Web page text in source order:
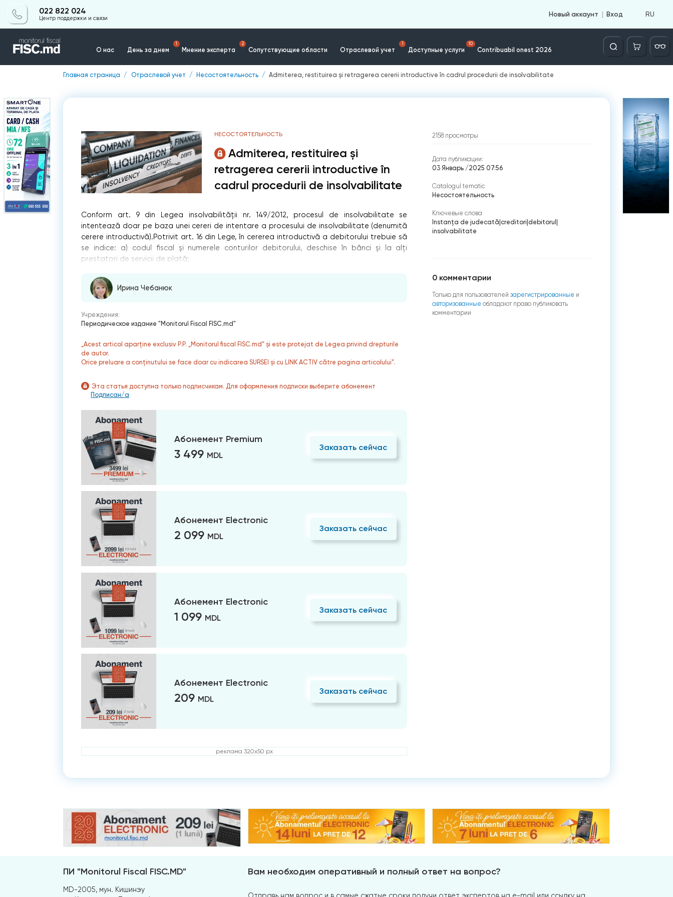
022 822 024
Центр поддержки и связи
Новый аккаунт Вход RU
О нас День за днем
1
Мнение эксперта
2
Сопутствующие области Отраслевой учет
1
Доступные услуги
10
Contribuabil onest 2026
Căutare
Главная страница Отраслевой учет Несостоятельность Admiterea, restituirea și retragerea cererii introductive în cadrul procedurii de insolvabilitate
НЕСОСТОЯТЕЛЬНОСТЬ
Admiterea, restituirea și
retragerea cererii introductive în
cadrul procedurii de insolvabilitate
Conform art. 9 din Legea insolvabilității nr. 149/2012, procesul de insolvabilitate se
intentează doar pe baza unei cereri de intentare a procesului de insolvabilitate (denumită
cerere introductivă).Potrivit art. 16 din Lege, în cererea introductivă a debitorului trebuie să
se indice: a) codul fiscal şi numerele conturilor debitorului, deschise în bănci şi la alţi
prestatori de servicii de plată;
Ирина Чебанюк
Учреждения:
Периодическое издание "Monitorul Fiscal FISC.md"
„Acest articol aparține exclusiv P.P. „Monitorul fiscal FISC.md” și este protejat de Legea privind drepturile
de autor.
Orice preluare a conținutului se face doar cu indicarea SURSEI și cu LINK ACTIV către pagina articolului”.
Эта статья доступна только подписчикам. Для оформления подписки выберите абонемент
Подписан/а
Абонемент Premium
3 499 MDL
Заказать сейчас
Абонемент Electronic
2 099 MDL
Заказать сейчас
Абонемент Electronic
1 099 MDL
Заказать сейчас
Абонемент Electronic
209 MDL
Заказать сейчас
реклама 320x50 px
2158 просмотры
Дата публикации:
03 Январь /2025 07:56
Catalogul tematic
Несостоятельность
Ключевые слова
Instanța de judecată creditori debitorul
insolvabilitate
0 комментарии
Только для пользователей зарегистрированные и
авторизованные обладают право публиковать
комментарии
ПИ "Monitorul Fiscal FISC.MD"
MD-2005, мун. Кишинэу
Вам необходим оперативный и полный ответ на вопрос?
Отправь нам вопрос и в самые сжатые сроки получи ответ экспертов на e-mail или ссылку на